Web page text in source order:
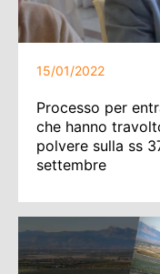
15/01/2022
Processo per
che hanno
polvere sulla ss
settembre